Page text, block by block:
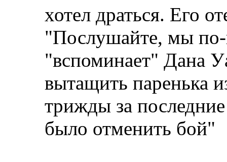
хотел драться. Его
"Послушайте, мы
"вспоминает" Дана
вытащить паренька
трижды за
было отменить бой"